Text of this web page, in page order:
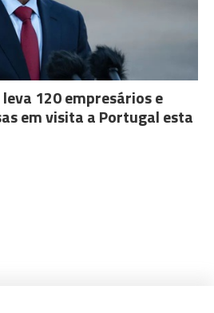
120 empresários e
em visita a Portugal esta